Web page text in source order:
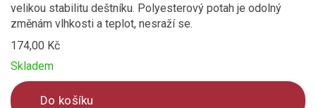
velikou stabilitu deštníku. Polyesterový potah je odolný
změnám vlhkosti a teplot, nesraží se.
174,00 Kč
Skladem
Do košíku